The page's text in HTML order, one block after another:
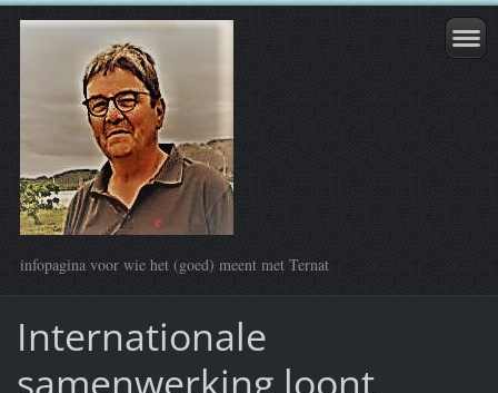
infopagina voor wie het (goed) meent met Ternat
Internationale